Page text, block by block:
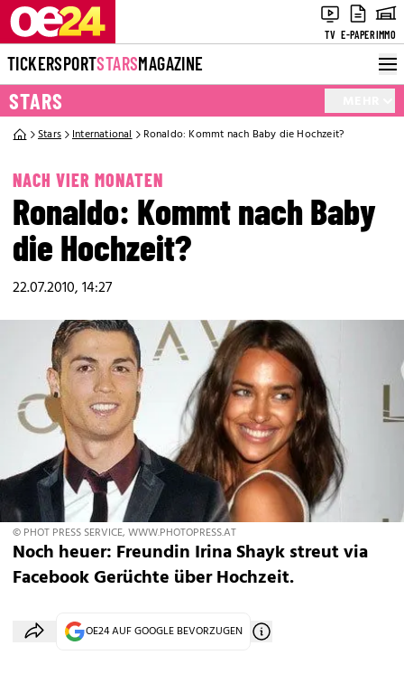
TV E-PAPERIMMO
TICKERSPORTSTARSMAGAZINE
STARS
Stars International Ronaldo: Kommt nach Baby die Hochzeit?
NACH VIER MONATEN
Ronaldo: Kommt nach Baby
die Hochzeit?
22.07.2010, 14:27
© PHOT PRESS SERVICE, WWW.PHOTOPRESS.AT
Noch heuer: Freundin Irina Shayk streut via
Facebook Gerüchte über Hochzeit.
OE24 AUF GOOGLE BEVORZUGEN